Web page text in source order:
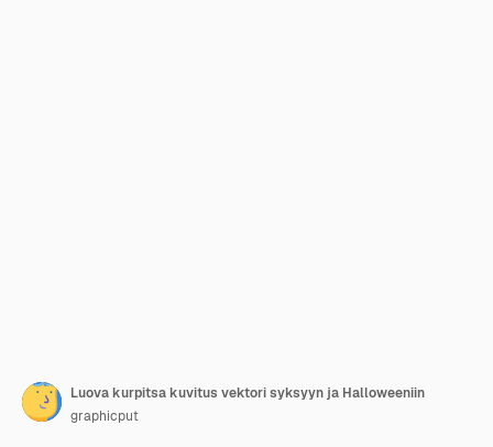
Luova kurpitsa kuvitus vektori syksyyn ja Halloweeniin
graphicput